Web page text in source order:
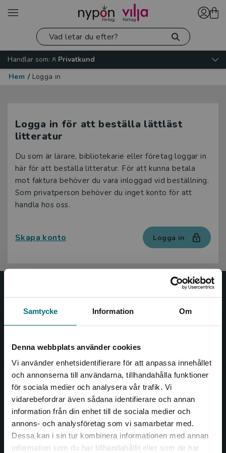
Samtycke Information Om
Denna webbplats använder cookies
Vi använder enhetsidentifierare för att anpassa innehållet
och annonserna till användarna, tillhandahålla funktioner
för sociala medier och analysera vår trafik. Vi
vidarebefordrar även sådana identifierare och annan
information från din enhet till de sociala medier och
annons- och analysföretag som vi samarbetar med.
Dessa kan i sin tur kombinera informationen med annan
information som du har tillhandahållit eller som de har
Begränsad fraktregion
Handlar som:
Privatkund
Hem / Logga in
Logga in för att beställa lättläst
litteratur
Du som är lärare, bibliotekarie eller företag loggar in
här för att beställa litteratur. För att kunna betala
mot faktura behöver du vara inloggad vid beställning.
Som privatperson behöver du inget konto för att
handla hos oss.
Skapa konto Logga in
Nypon och Vilja
såväl barn som vuxna.
Kontakta oss
Kontakta oss
046-31 20 00
Box 141